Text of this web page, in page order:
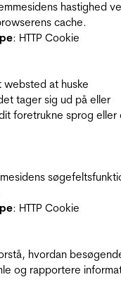
hastighed
cache.
: HTTP Cookie
at huske
tager sig ud på eller
foretrukne sprog eller
: HTTP Cookie
hvordan
og rapportere